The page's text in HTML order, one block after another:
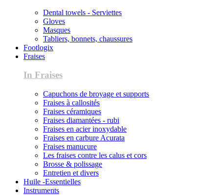
Dental towels - Serviettes
Gloves
Masques
Tabliers, bonnets, chaussures
Footlogix
Fraises
In Fraises
Capuchons de broyage et supports
Fraises à callosités
Fraises céramiques
Fraises diamantées - rubi
Fraises en acier inoxydable
Fraises en carbure Acurata
Fraises manucure
Les fraises contre les calus et cors
Brosse & polissage
Entretien et divers
Huile -Essentielles
Instruments